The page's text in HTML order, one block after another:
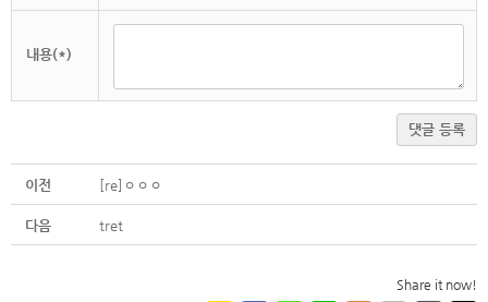
내용(*)
댓글 등록
이전 [re]ㅇㅇㅇ
다음 tret
Share it now!